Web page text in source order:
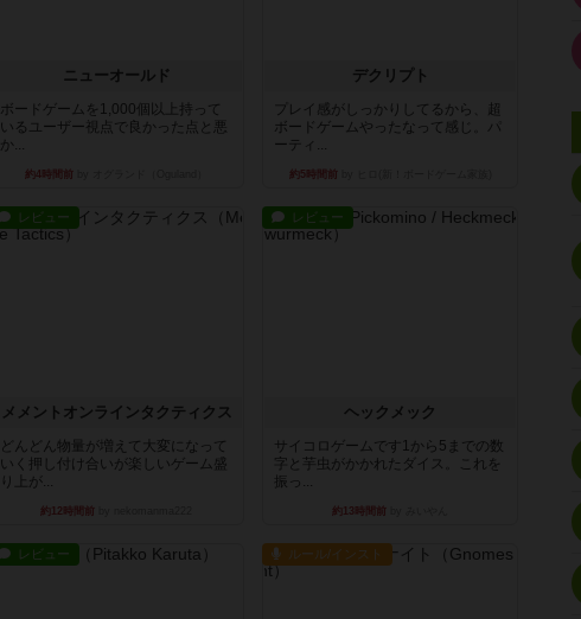
ニューオールド
ボードゲームを1,000個以上持って
いるユーザー視点で良かった点と悪
か...
約4時間前
デクリプト
プレイ感がしっかりしてるから、超
ボードゲームやったなって感じ。パ
ーティ...
約5時間前
レビュー
メメントオンラインタクティクス
どんどん物量が増えて大変になって
いく押し付け合いが楽しいゲーム盛
り上が...
約12時間前
レビュー
ヘックメック
サイコロゲームです1から5までの数
字と芋虫がかかれたダイス。これを
振っ...
約13時間前
レビュー ルール/インスト